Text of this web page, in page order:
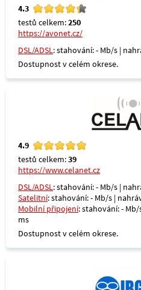
4.3
testů celkem:250
https://avonet.cz/
DSL/ADSL: stahování: - Mb/s |
Dostupnost v celém okrese.
4.9
testů celkem:39
https://www.celanet.cz
DSL/ADSL: stahování: - Mb/s |
Satelitní: stahování: - Mb/s |
Mobilní připojení: stahování: -
ms
Dostupnost v celém okrese.